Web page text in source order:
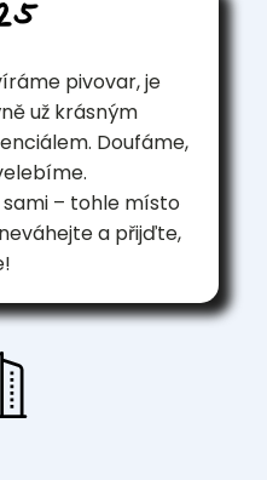
pivovar, je
už krásným
Doufáme,
– tohle místo
a přijďte,